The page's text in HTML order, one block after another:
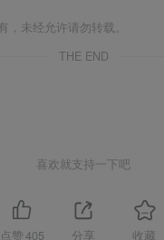
，未经允许请勿转载。
THE END
喜欢就支持一下吧
点赞 405 分享 收藏